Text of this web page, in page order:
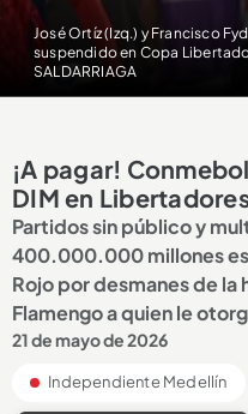
José Ortíz (Izq.) y Francisco
suspendido en Copa
SALDARRIAGA
¡A pagar!
DIM en
Partidos sin público y
400.000.000 millones
Rojo por desmanes de
Flamengo a quien le
21 de mayo de 2026
Independiente Medellín